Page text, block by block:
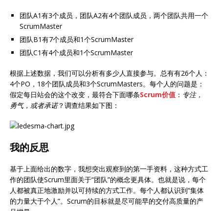
团队A1有3个成员，团队A2有4个团队成员，两个团队共用一个
ScrumMaster
团队B1有7个成员和1个ScrumMaster
团队C1有4个成员和1个ScrumMaster
根据上述数据，我们可以分析有多少人直接参与。总有有26个人：
4个PO，18个团队成员和3个ScrumMasters。每个人的问题是：
假定每日站会的这个改变，最符合下面哪条Scrum价值 ： 专注，
勇气，或者承诺？调查结果如下图：
我的反思
基于上面给出的数字，我想突出观察到的第一手资料，这种方式工
作的团队使Scrum里面关于“团队”的概念更具体。也就是说，每个
人都被真正地激励并以可持续的方式工作。每个人都认识到“集体
的力量大于个人”。Scrum的目标就是尽可能早的交付高质量的产